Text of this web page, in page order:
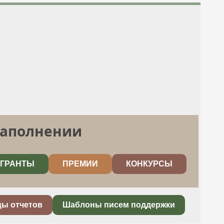
ГРАНТЫ ПРЕМИИ КОНКУРСЫ
отчетов Шаблоны писем поддержки